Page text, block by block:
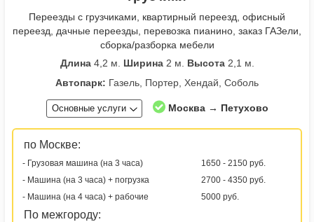
Переезды с грузчиками, квартирный переезд, офисный
переезд, дачные переезды, перевозка пианино, заказ ГАЗели,
сборка/разборка мебели
Длина4,2 м. Ширина2 м. Высота2,1 м.
Автопарк: Газель, Портер, Хендай, Соболь
Основные услуги Москва → Петухово
по Москве:
- Грузовая машина (на 3 часа)
1650 - 2150 руб.
- Машина (на 3 часа) + погрузка
2700 - 4350 руб.
- Машина (на 4 часа) + рабочие
5000 руб.
По межгороду: